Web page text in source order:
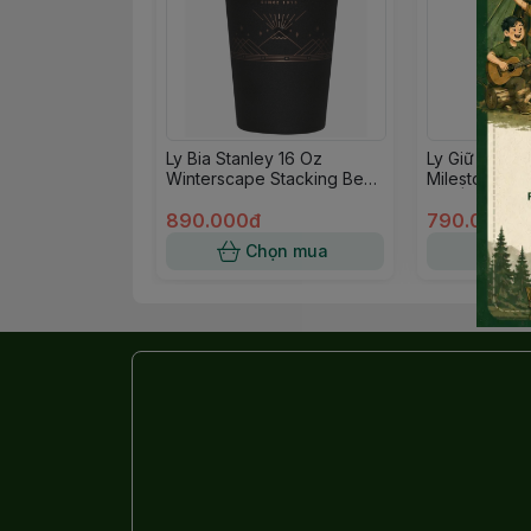
Ly Bia Stanley 16 Oz
Winterscape Stacking Beer
Winterscape
890.000đ
Chọn mua
Ly Giữ Nhiệt
Milestones
Pint | 16oz |
790.000đ